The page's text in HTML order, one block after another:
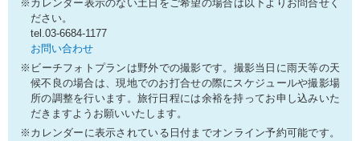
※カレンダー表示のない土日をご希望の場合は以下よりお問合せく
ださい。
tel.03-6684-1177
お問い合わせ
※ビーチフォトプランは野外での撮影です。撮影当日に雨天等の天
候不良の場合は、現地でのお打合せの際にスケジュールや撮影場
所の調整を行います。旅行日程には余裕を持ってお申し込みいた
だきますようお願いいたします。
※カレンダーに表示されている日付までオンライン予約可能です。